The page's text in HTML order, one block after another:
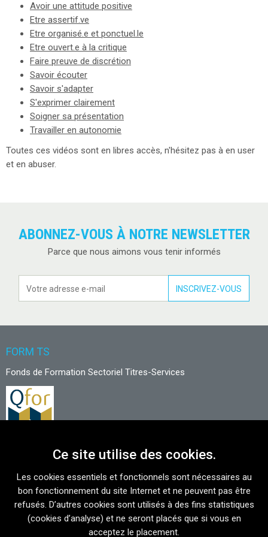
Avoir une attitude positive
Etre assertif.ve
Etre organisé.e et ponctuel.le
Etre ouvert.e à la critique
Faire preuve de discrétion
Savoir écouter
Savoir s'adapter
S'exprimer clairement
Soigner sa présentation
Travailler en autonomie
Toutes ces vidéos sont en libres accès, n'hésitez pas à en user
et en abuser.
ABONNEZ-VOUS À NOTRE NEWSLETTER
Parce que nous aimons vous tenir informés
FORM TS
Fonds de Formation Sectoriel Titres-Services
NOUS CONTACTER
Avenue du Port 86 C bte 302
1000 Bruxelles
02 421 15 89
Ce site utilise des cookies.
Les cookies essentiels et fonctionnels sont nécessaires au
bon fonctionnement du site Internet et ne peuvent pas être
refusés. D’autres cookies sont utilisés à des fins statistiques
(cookies d’analyse) et ne seront placés que si vous en
acceptez le placement.